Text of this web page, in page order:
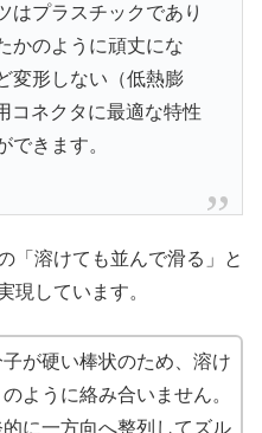
はプラスチックであり
かのように頑丈にな
変形しない（低熱膨
コネクタに最適な特性
できます。
「溶けても並んで滑る」と
現しています。
が硬い棒状のため、溶け
ように絡み合いません。
に一方向へ整列してズル